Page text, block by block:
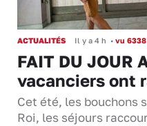
ACTUALITÉS Il y a 4 h • vu
FAIT DU JOUR
vacanciers ont
Cet été, les bouchons
Roi, les séjours